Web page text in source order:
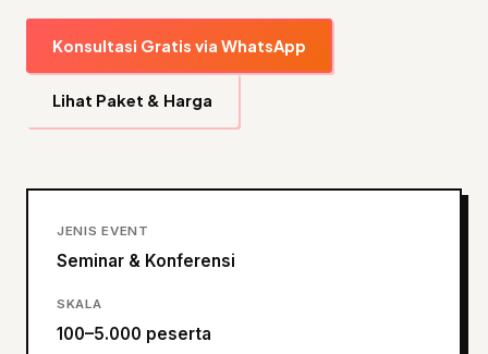
Konsultasi Gratis via WhatsApp
Lihat Paket & Harga
JENIS EVENT
Seminar & Konferensi
SKALA
100–5.000 peserta